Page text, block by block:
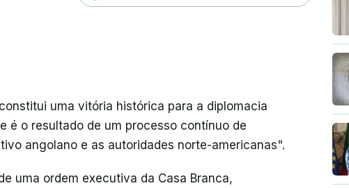
uma vitória histórica para a diplomacia
é o resultado de um processo contínuo de
angolano e as autoridades norte-americanas".
uma ordem executiva da Casa Branca,